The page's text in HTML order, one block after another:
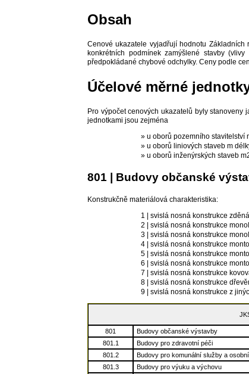
Obsah
Cenové ukazatele vyjadřují hodnotu
konkrétních podmínek zamýšlené stavby
předpokládané chybové odchylky. Ceny podle
Účelové měrné
Pro výpočet cenových ukazatelů byly
jednotkami jsou zejména
» u oborů pozemního stavitelství
» u oborů liniových staveb m
» u oborů inženýrských staveb
801 | Budovy občanské
Konstrukčně materiálová charakteristika:
1 | svislá nosná konstrukce
2 | svislá nosná konstrukce
3 | svislá nosná konstrukce
4 | svislá nosná konstrukce
5 | svislá nosná konstrukce
6 | svislá nosná konstrukce
7 | svislá nosná konstrukce
8 | svislá nosná konstrukce
9 | svislá nosná konstrukce z
801
Budovy občanské výstavby
801.1
Budovy pro zdravotní péči
801.2
Budovy pro komunální služby a
801.3
Budovy pro výuku a výchovu